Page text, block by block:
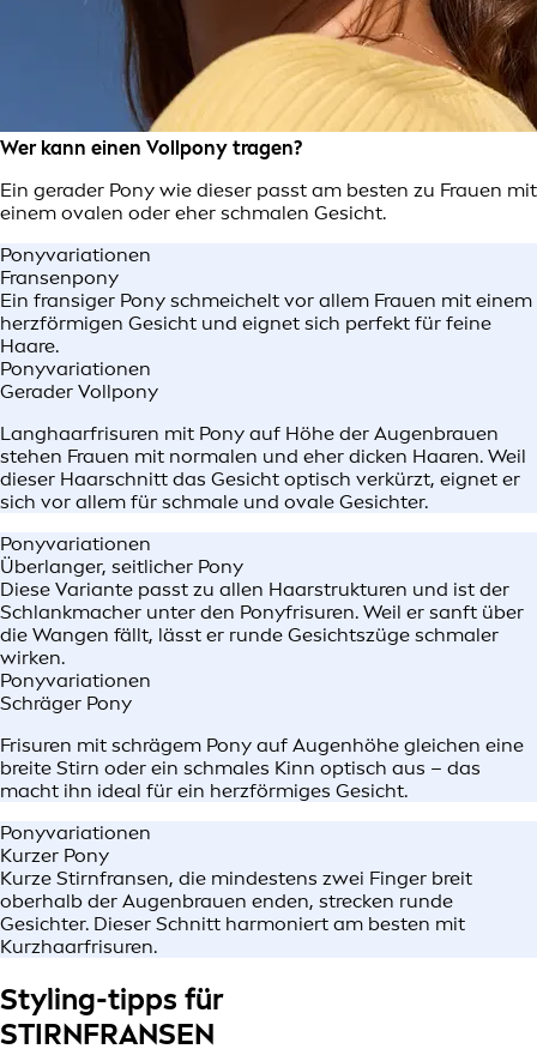
Wer kann einen Vollpony tragen?
Ein gerader Pony wie dieser passt am besten zu Frauen mit
einem ovalen oder eher schmalen Gesicht.
Ponyvariationen
Fransenpony
Ein fransiger Pony schmeichelt vor allem Frauen mit einem
herzförmigen Gesicht und eignet sich perfekt für feine
Haare.
Ponyvariationen
Gerader Vollpony
Langhaarfrisuren mit Pony auf Höhe der Augenbrauen
stehen Frauen mit normalen und eher dicken Haaren. Weil
dieser Haarschnitt das Gesicht optisch verkürzt, eignet er
sich vor allem für schmale und ovale Gesichter.
Ponyvariationen
Überlanger, seitlicher Pony
Diese Variante passt zu allen Haarstrukturen und ist der
Schlankmacher unter den Ponyfrisuren. Weil er sanft über
die Wangen fällt, lässt er runde Gesichtszüge schmaler
wirken.
Ponyvariationen
Schräger Pony
Frisuren mit schrägem Pony auf Augenhöhe gleichen eine
breite Stirn oder ein schmales Kinn optisch aus – das
macht ihn ideal für ein herzförmiges Gesicht.
Ponyvariationen
Kurzer Pony
Kurze Stirnfransen, die mindestens zwei Finger breit
oberhalb der Augenbrauen enden, strecken runde
Gesichter. Dieser Schnitt harmoniert am besten mit
Kurzhaarfrisuren.
Styling-tipps für
STIRNFRANSEN